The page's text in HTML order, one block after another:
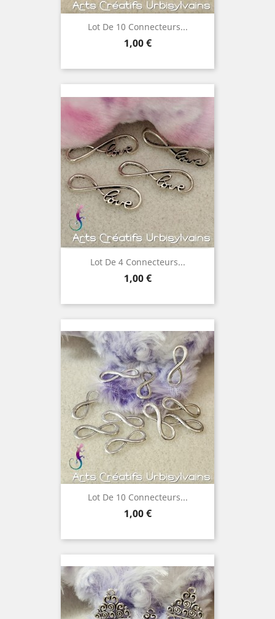
Lot De 10 Connecteurs...
Prix
1,00 €
Lot De 4 Connecteurs...
Prix
1,00 €
Lot De 10 Connecteurs...
Prix
1,00 €